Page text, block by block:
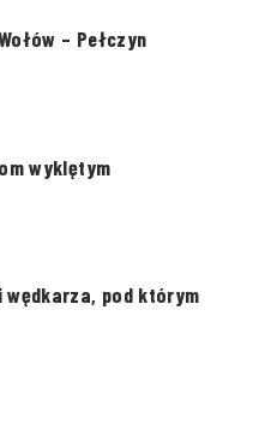
– Pełczyn
wyklętym
pod którym